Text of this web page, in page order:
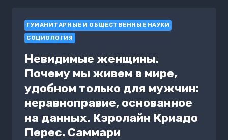
ГУМАНИТАРНЫЕ И ОБЩЕСТВЕННЫЕ НАУКИ
СОЦИОЛОГИЯ
Невидимые женщины.
Почему мы живем в мире,
удобном только для мужчин:
неравноправие, основанное
на данных. Кэролайн Криадо
Перес. Саммари